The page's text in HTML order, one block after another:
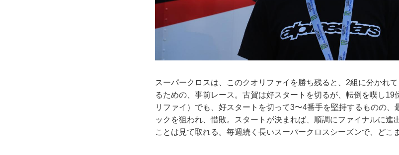
スーパークロスは、このクオリファイを勝ち残ると、2組に分かれ
るための、事前レース。古賀は好スタートを切るが、転倒を喫し19
リファイ）でも、好スタートを切って3〜4番手を堅持するものの、
ックを狙われ、惜敗。スタートが決まれば、順調にファイナルに進
ことは見て取れる。毎週続く長いスーパークロスシーズンで、どこ